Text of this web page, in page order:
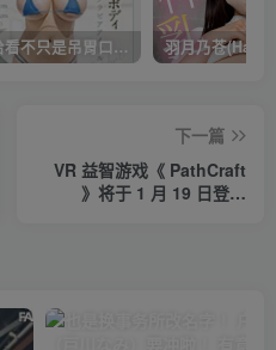
不给看不只是吊胃口！K奶的みなと羽琉(凑羽琉)原来是无码妹「水原圣子」？【EV棋牌】
下一篇
VR 益智游戏《 PathCraft
》将于 1 月 19 日登陆